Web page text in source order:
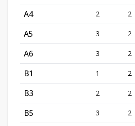
A4 2 2
A5 3 2
A6 3 2
B1 1 2
B3 2 2
B5 3 2